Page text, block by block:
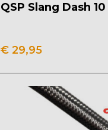
QSP Slang Dash
€ 29,95